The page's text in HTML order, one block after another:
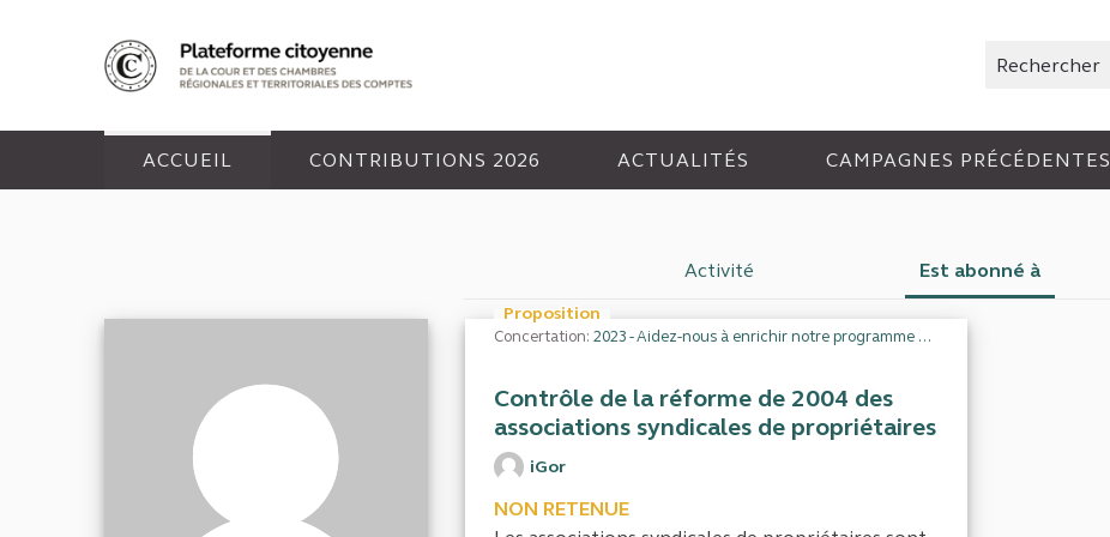
Rechercher
ACCUEIL CONTRIBUTIONS 2026 ACTUALITÉS CAMPAGNES PRÉCÉDENTES
Activité Est abonné à
Proposition
Concertation: 2023 - Aidez-nous à enrichir notre programme de travail
Contrôle de la réforme de 2004 des
associations syndicales de propriétaires
iGor
NON RETENUE